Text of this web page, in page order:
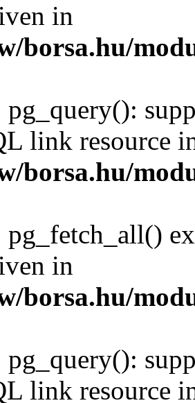
in
borsa.hu/
pg_query():
link resource
borsa.hu/
pg_fetch_all()
in
borsa.hu/
pg_query():
link resource